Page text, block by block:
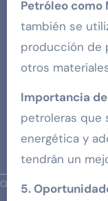
Petróleo como
también se
producción de
otros
Importancia
petroleras que
energética y
tendrán un
5.